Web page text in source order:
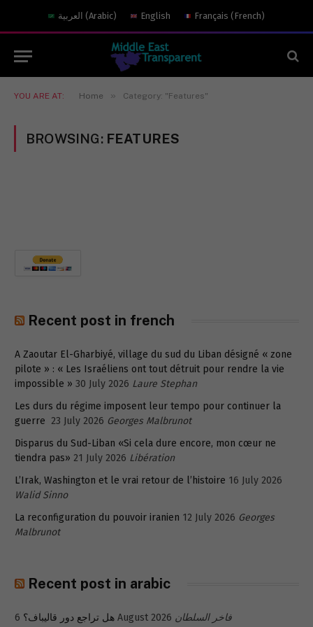
العربية (Arabic) English Français (French)
YOU ARE AT: Home » Category: "Features"
BROWSING: FEATURES
Recent post in french
A Zaoutar El-Gharbiyé, village du sud du Liban désigné « zone
pilote » : « Les Israéliens ont tout détruit pour rendre la vie
impossible » 30 July 2026 Laure Stephan
Les durs du régime imposent leur tempo pour continuer la
guerre 23 July 2026 Georges Malbrunot
Disparus du Sud-Liban «Si cela dure encore, mon cœur ne
tiendra pas» 21 July 2026 Libération
L’Irak, Washington et le vrai retour de l’histoire 16 July 2026
Walid Sinno
La reconfiguration du pouvoir iranien 12 July 2026 Georges
Malbrunot
Recent post in arabic
هل تراجع دور قاليباف؟ 6 August 2026 فاخر السلطان